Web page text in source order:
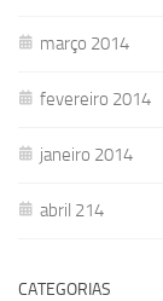
março 2014
fevereiro 2014
janeiro 2014
abril 214
CATEGORIAS